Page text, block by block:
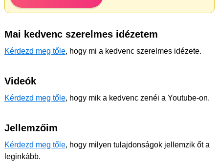
Mai kedvenc szerelmes idézetem
Kérdezd meg tőle, hogy mi a kedvenc szerelmes idézete.
Videók
Kérdezd meg tőle, hogy mik a kedvenc zenéi a Youtube-on.
Jellemzőim
Kérdezd meg tőle, hogy milyen tulajdonságok jellemzik őt a
leginkább.